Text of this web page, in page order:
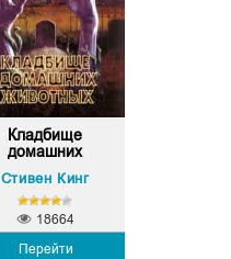
Кладбище
домашних
Стивен Кинг
Перейти
18664